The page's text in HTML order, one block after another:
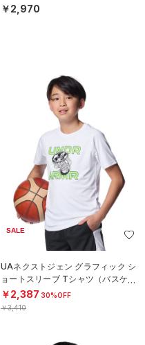
YS）
￥2,970
SALE
UAネクストジェン グラフィック シ
ョートスリーブ Tシャツ（バスケッ
トボール/BOYS）
￥2,387 30%OFF
￥3,410